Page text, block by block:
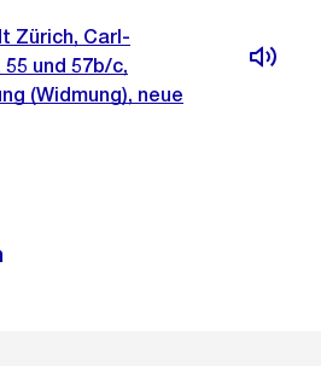
Zürich, Carl-
und 57b/c,
(Widmung), neue